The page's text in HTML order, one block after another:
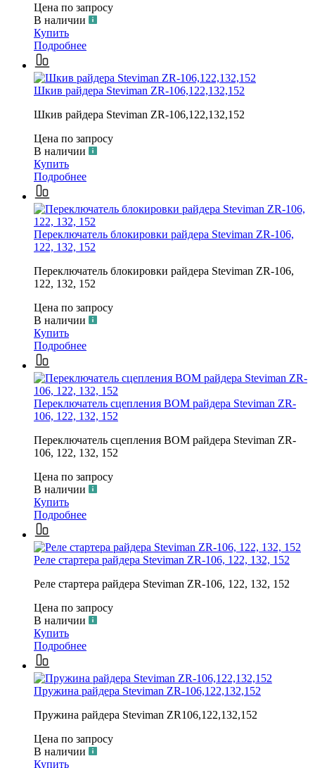
Цена по запросу
В наличии
Купить
Подробнее
Шкив райдера Steviman ZR-106,122,132,152
Шкив райдера Steviman ZR-106,122,132,152
Цена по запросу
В наличии
Купить
Подробнее
Переключатель блокировки райдера Steviman ZR-106,
122, 132, 152
Переключатель блокировки райдера Steviman ZR-106,
122, 132, 152
Цена по запросу
В наличии
Купить
Подробнее
Переключатель сцепления ВОМ райдера Steviman ZR-
106, 122, 132, 152
Переключатель сцепления ВОМ райдера Steviman ZR-
106, 122, 132, 152
Цена по запросу
В наличии
Купить
Подробнее
Реле стартера райдера Steviman ZR-106, 122, 132, 152
Реле стартера райдера Steviman ZR-106, 122, 132, 152
Цена по запросу
В наличии
Купить
Подробнее
Пружина райдера Steviman ZR-106,122,132,152
Пружина райдера Steviman ZR106,122,132,152
Цена по запросу
В наличии
Купить